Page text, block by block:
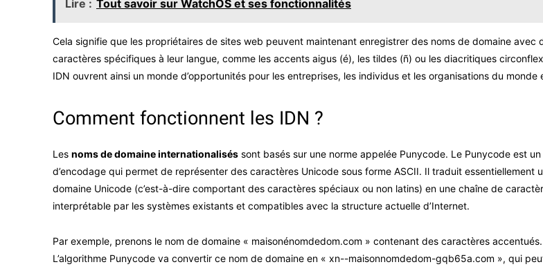
Lire : Tout savoir sur WatchOS et ses fonctionnalités
Cela signifie que les propriétaires de sites web peuvent maintenant enregistrer des noms de domaine avec
caractères spécifiques à leur langue, comme les accents aigus (é), les tildes (ñ) ou les diacritiques
IDN ouvrent ainsi un monde d’opportunités pour les entreprises, les individus et les organisations du monde
Comment fonctionnent les IDN ?
Les noms de domaine internationalisés sont basés sur une norme appelée Punycode. Le Punycode est
d’encodage qui permet de représenter des caractères Unicode sous forme ASCII. Il traduit essentiellement
domaine Unicode (c’est-à-dire comportant des caractères spéciaux ou non latins) en une chaîne de
interprétable par les systèmes existants et compatibles avec la structure actuelle d’Internet.
Par exemple, prenons le nom de domaine « maisonénomdedom.com » contenant des caractères accentués.
L’algorithme Punycode va convertir ce nom de domaine en « xn--maisonnomdedom-gqb65a.com », qui